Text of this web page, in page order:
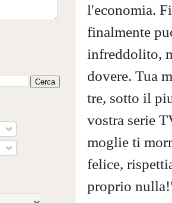
l'economia.
finalmente
infreddolito,
dovere. Tua
tre, sotto il
vostra serie
moglie ti
felice,
proprio